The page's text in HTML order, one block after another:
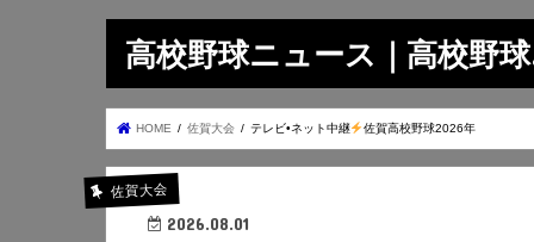
高校野球ニュース｜高校野
HOME 佐賀大会 テレビ•ネット中継 佐賀高校野球2026年
佐賀大会
2026.08.01